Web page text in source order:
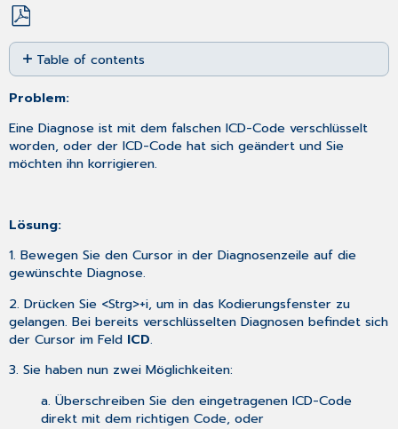
Save
as
PDF
Table of contents
No
headers
Problem:
Eine Diagnose ist mit dem falschen ICD-Code verschlüsselt
worden, oder der ICD-Code hat sich geändert und Sie
möchten ihn korrigieren.
Lösung:
1. Bewegen Sie den Cursor in der Diagnosenzeile auf die
gewünschte Diagnose.
2. Drücken Sie <Strg>+i, um in das Kodierungsfenster zu
gelangen. Bei bereits verschlüsselten Diagnosen befindet sich
der Cursor im Feld ICD.
3. Sie haben nun zwei Möglichkeiten:
a. Überschreiben Sie den eingetragenen ICD-Code
direkt mit dem richtigen Code, oder